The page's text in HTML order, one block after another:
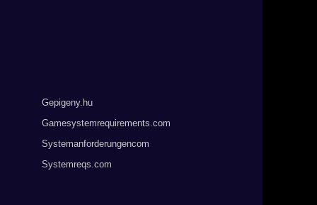
Gepigeny.hu
Gamesystemrequirements.com
Systemanforderungencom
Systemreqs.com